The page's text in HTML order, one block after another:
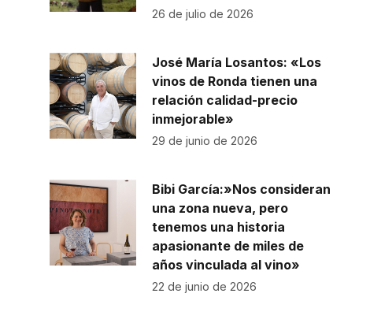
26 de julio de 2026
José María Losantos: «Los
vinos de Ronda tienen una
relación calidad-precio
inmejorable»
29 de junio de 2026
Bibi García:»Nos consideran
una zona nueva, pero
tenemos una historia
apasionante de miles de
años vinculada al vino»
22 de junio de 2026